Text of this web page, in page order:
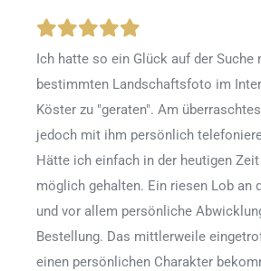
Ich hatte so ein Glück auf der Suche
bestimmten Landschaftsfoto im
Köster zu "geraten". Am
jedoch mit ihm persönlich
Hätte ich einfach in der heutigen
möglich gehalten. Ein riesen Lob an
und vor allem persönliche
Bestellung. Das mittlerweile
einen persönlichen Charakter